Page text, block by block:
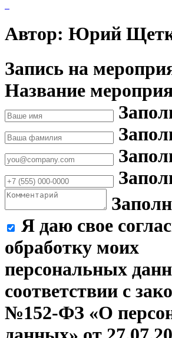
Автор: Юрий
Запись на
Название
Я даю свое
обработку моих
персональных
соответствии с
№152-ФЗ «О